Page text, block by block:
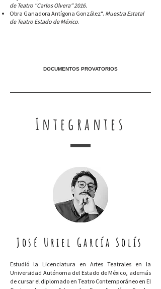
de Teatro "Carlos Olvera" 2016.
Obra Ganadora Antígona González". Muestra Estatal
de Teatro Estado de México.
DOCUMENTOS PROVATORIOS
Integrantes
José Uriel García Solís
Estudió la Licenciatura en Artes Teatrales en la
Universidad Autónoma del Estado de México, además
de cursar el diplomado en Teatro Contemporáneo en El